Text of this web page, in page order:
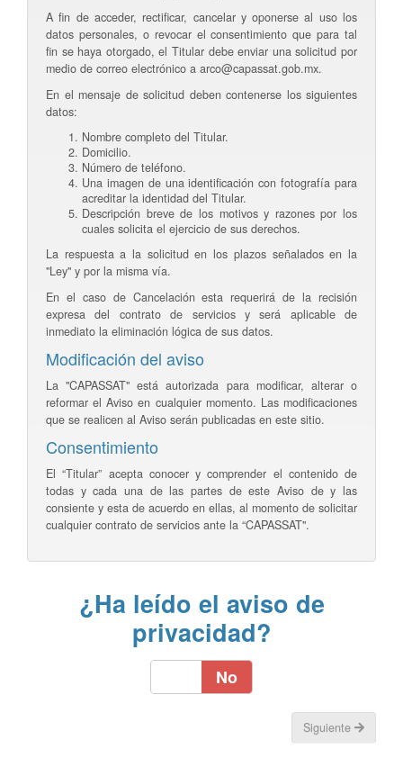
A fin de acceder, rectificar, cancelar y oponerse al uso los
datos personales, o revocar el consentimiento que para tal
fin se haya otorgado, el Titular debe enviar una solicitud por
medio de correo electrónico a arco@capassat.gob.mx.
En el mensaje de solicitud deben contenerse los siguientes
datos:
Nombre completo del Titular.
Domicilio.
Número de teléfono.
Una imagen de una identificación con fotografía para
acreditar la identidad del Titular.
Descripción breve de los motivos y razones por los
cuales solicita el ejercicio de sus derechos.
La respuesta a la solicitud en los plazos señalados en la
"Ley" y por la misma vía.
En el caso de Cancelación esta requerirá de la recisión
expresa del contrato de servicios y será aplicable de
inmediato la eliminación lógica de sus datos.
Modificación del aviso
La "CAPASSAT" está autorizada para modificar, alterar o
reformar el Aviso en cualquier momento. Las modificaciones
que se realicen al Aviso serán publicadas en este sitio.
Consentimiento
El “Titular” acepta conocer y comprender el contenido de
todas y cada una de las partes de este Aviso de y las
consiente y esta de acuerdo en ellas, al momento de solicitar
cualquier contrato de servicios ante la “CAPASSAT".
¿Ha leído el aviso de
privacidad?
No
Siguiente